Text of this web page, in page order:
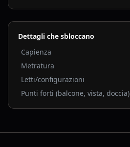
Dettagli che sbloccano
Capienza
Metratura
Letti/configurazioni
Punti forti (balcone, vista, doccia)